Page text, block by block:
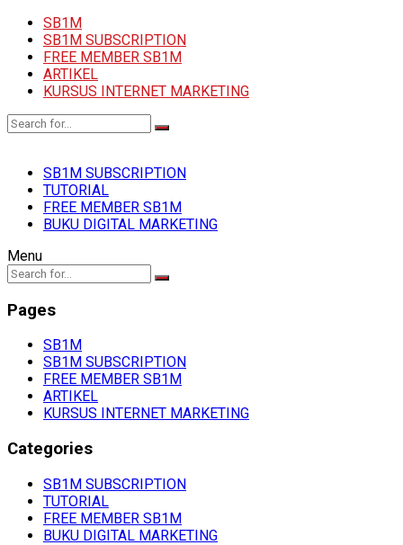
SB1M
SB1M SUBSCRIPTION
FREE MEMBER SB1M
ARTIKEL
KURSUS INTERNET MARKETING
SB1M SUBSCRIPTION
TUTORIAL
FREE MEMBER SB1M
BUKU DIGITAL MARKETING
Menu
Pages
SB1M
SB1M SUBSCRIPTION
FREE MEMBER SB1M
ARTIKEL
KURSUS INTERNET MARKETING
Categories
SB1M SUBSCRIPTION
TUTORIAL
FREE MEMBER SB1M
BUKU DIGITAL MARKETING